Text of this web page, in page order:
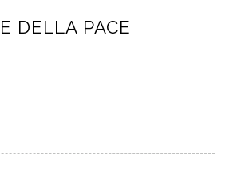
DELLA PACE